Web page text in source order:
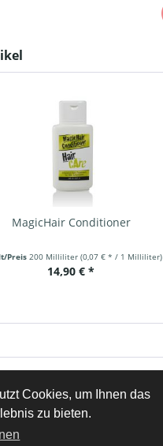
Cookies, um Ihnen das
zu bieten.
MagicHair Conditioner
Preis 200 Milliliter (0,07 € * / 1 Milliliter)
14,90 € *